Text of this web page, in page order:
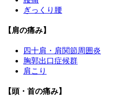
ぎっくり腰
【肩の痛み】
四十肩・肩関節周囲炎
胸郭出口症候群
肩こり
【頭・首の痛み】